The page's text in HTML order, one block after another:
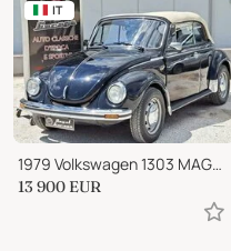
IT
1979 Volkswagen 1303 MAGGIOLONE CABRIO KARMANN 15D11
13 900 EUR